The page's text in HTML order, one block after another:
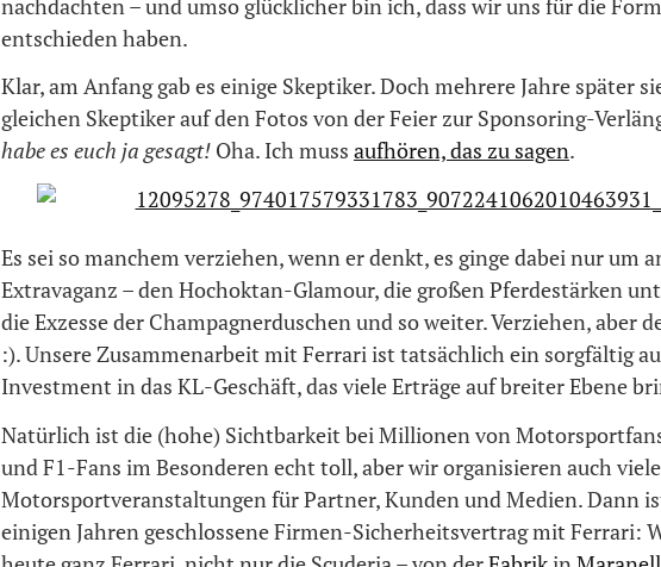
nachdachten – und umso glücklicher bin ich, dass wir uns für die
entschieden haben.
Klar, am Anfang gab es einige Skeptiker. Doch mehrere Jahre später
gleichen Skeptiker auf den Fotos von der Feier zur Sponsoring-
habe es euch ja gesagt! Oha. Ich muss aufhören, das zu sagen.
Es sei so manchem verziehen, wenn er denkt, es ginge dabei nur um
Extravaganz – den Hochoktan-Glamour, die großen Pferdestärken
die Exzesse der Champagnerduschen und so weiter. Verziehen, aber
:). Unsere Zusammenarbeit mit Ferrari ist tatsächlich ein sorgfältig
Investment in das KL-Geschäft, das viele Erträge auf breiter Ebene
Natürlich ist die (hohe) Sichtbarkeit bei Millionen von
und F1-Fans im Besonderen echt toll, aber wir organisieren auch
Motorsportveranstaltungen für Partner, Kunden und Medien. Dann
einigen Jahren geschlossene Firmen-Sicherheitsvertrag mit Ferrari: